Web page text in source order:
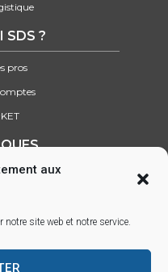
aux
site web et notre service.
SDS ?
pros
partenaires